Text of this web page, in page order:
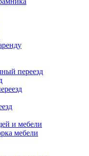
переезд
и мебели
мебели